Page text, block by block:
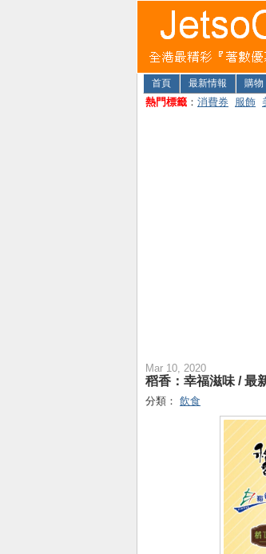
首頁 最新情報 購物
熱門標籤 ： 消費券 服飾
Mar 10, 2020
稻香：幸福滋味 / 最
分類： 飲食